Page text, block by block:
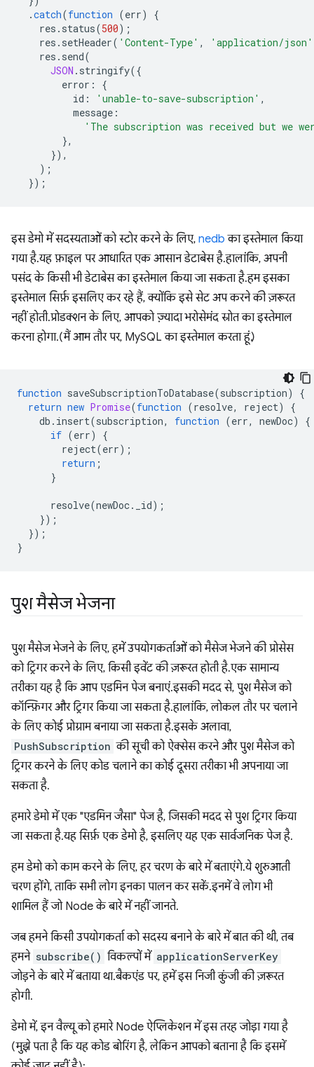
.catch(function (err)
{
res . status(500);
res . setHeader( 'Content-Type' , 'application/json'
res . send(
JSON . stringify({
error :
{
id : 'unable-to-save-subscription' ,
message :
'The subscription was received but we
},
}),
);
});
इस डेमो में सदस्यताओं को स्टोर करने के लिए, nedb का इस्तेमाल किया
गया है. यह फ़ाइल पर आधारित एक आसान डेटाबेस है. हालांकि, अपनी
पसंद के किसी भी डेटाबेस का इस्तेमाल किया जा सकता है. हम इसका
इस्तेमाल सिर्फ़ इसलिए कर रहे हैं, क्योंकि इसे सेट अप करने की ज़रूरत
नहीं होती. प्रोडक्शन के लिए, आपको ज़्यादा भरोसेमंद स्रोत का इस्तेमाल
करना होगा. (मैं आम तौर पर, MySQL का इस्तेमाल करता हूं.)
function saveSubscriptionToDatabase(subscription)
{
return new Promise(function (resolve, reject)
{
db . insert(subscription, function (err, newDoc)
{
if (err)
{
reject(err);
return ;
}
resolve(newDoc. _id);
});
});
}
पुश मैसेज भेजना
पुश मैसेज भेजने के लिए, हमें उपयोगकर्ताओं को मैसेज भेजने की प्रोसेस
को ट्रिगर करने के लिए, किसी इवेंट की ज़रूरत होती है. एक सामान्य
तरीका यह है कि आप एडमिन पेज बनाएं. इसकी मदद से, पुश मैसेज को
कॉन्फ़िगर और ट्रिगर किया जा सकता है. हालांकि, लोकल तौर पर चलाने
के लिए कोई प्रोग्राम बनाया जा सकता है. इसके अलावा,
PushSubscription की सूची को ऐक्सेस करने और पुश मैसेज को
ट्रिगर करने के लिए कोड चलाने का कोई दूसरा तरीका भी अपनाया जा
सकता है.
हमारे डेमो में एक "एडमिन जैसा" पेज है, जिसकी मदद से पुश ट्रिगर किया
जा सकता है. यह सिर्फ़ एक डेमो है, इसलिए यह एक सार्वजनिक पेज है.
हम डेमो को काम करने के लिए, हर चरण के बारे में बताएंगे. ये शुरुआती
चरण होंगे, ताकि सभी लोग इनका पालन कर सकें. इनमें वे लोग भी
शामिल हैं जो Node के बारे में नहीं जानते.
जब हमने किसी उपयोगकर्ता को सदस्य बनाने के बारे में बात की थी, तब
हमने subscribe() विकल्पों में applicationServerKey
जोड़ने के बारे में बताया था. बैकएंड पर, हमें इस निजी कुंजी की ज़रूरत
होगी.
डेमो में, इन वैल्यू को हमारे Node ऐप्लिकेशन में इस तरह जोड़ा गया है
(मुझे पता है कि यह कोड बोरिंग है, लेकिन आपको बताना है कि इसमें